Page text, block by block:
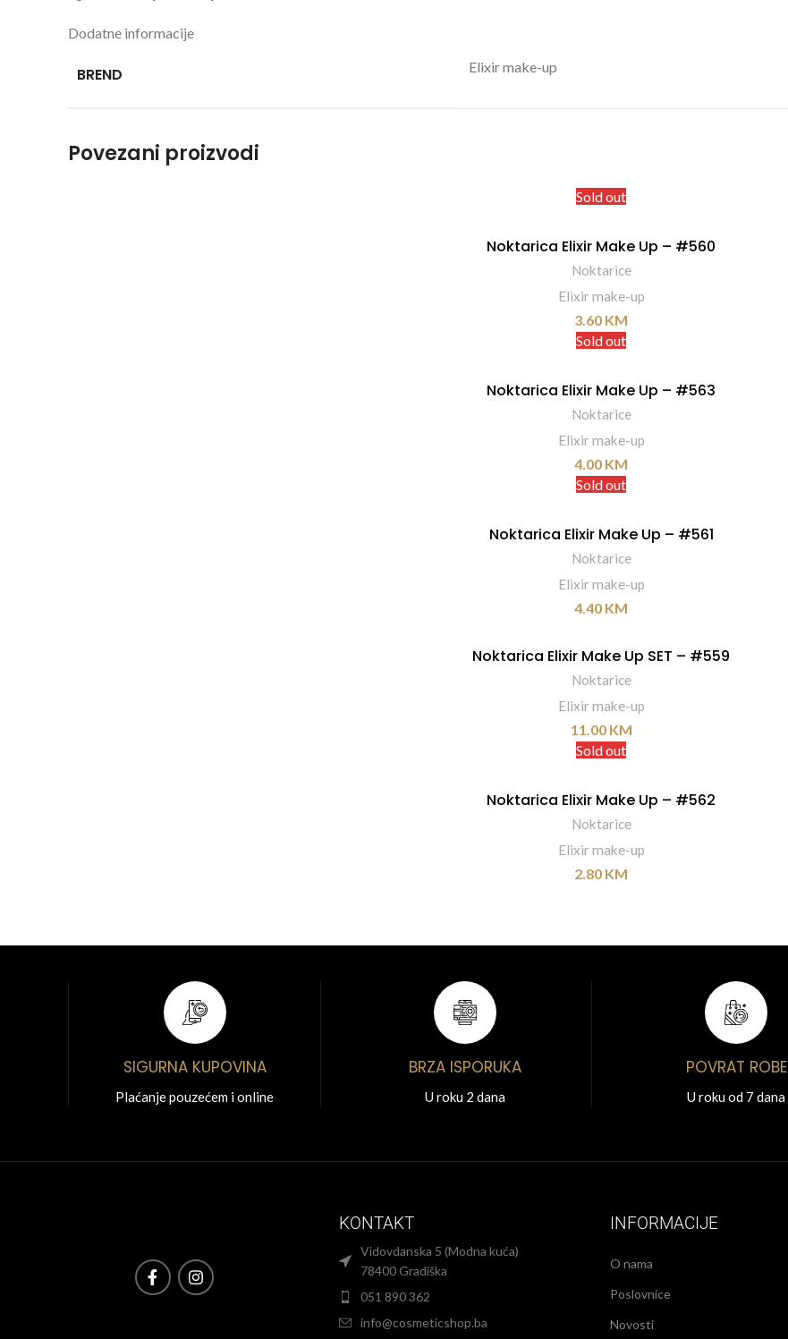
Dodatne informacije
BREND Elixir make-up
Povezani proizvodi
Sold out
PROČITAJ VIŠE
Noktarica Elixir Make Up – #560
Noktarice
Elixir make-up
3.60 KM
Sold out
PROČITAJ VIŠE
Noktarica Elixir Make Up – #563
Noktarice
Elixir make-up
4.00 KM
Sold out
PROČITAJ VIŠE
Noktarica Elixir Make Up – #561
Noktarice
Elixir make-up
4.40 KM
DODAJ U KORPU
Noktarica Elixir Make Up SET – #559
Noktarice
Elixir make-up
11.00 KM
Sold out
PROČITAJ VIŠE
Noktarica Elixir Make Up – #562
Noktarice
Elixir make-up
2.80 KM
SIGURNA KUPOVINA
Plaćanje pouzećem i online
BRZA ISPORUKA
U roku 2 dana
POVRAT ROBE
U roku od 7 dana
KONTAKT
Vidovdanska 5 (Modna kuća)
78400 Gradiška
051 890 362
info@cosmeticshop.ba
INFORMACIJE
O nama
Poslovnice
Novosti